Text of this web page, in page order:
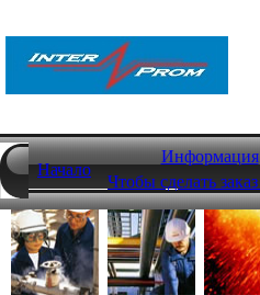
Начало
Информация
Чтобы сделать заказ